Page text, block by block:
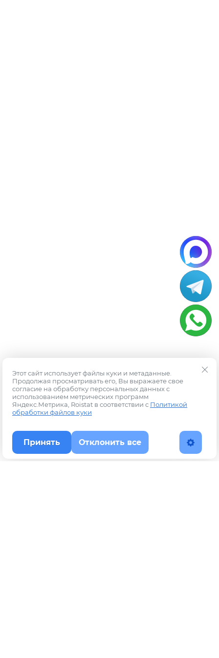
Этот сайт использует файлы куки и метаданные.
Продолжая просматривать его, Вы выражаете свое
согласие на обработку персональных данных с
использованием метрических программ
Яндекс.Метрика, Roistat в соответствии с Политикой
обработки файлов куки
Принять Отклонить все